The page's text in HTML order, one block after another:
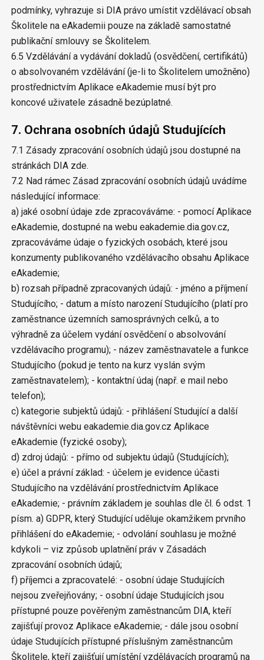
podmínky, vyhrazuje si DIA právo umístit vzdělávací obsah
Školitele na eAkademii pouze na základě samostatné
publikační smlouvy se Školitelem.
6.5 Vzdělávání a vydávání dokladů (osvědčení, certifikátů)
o absolvovaném vzdělávání (je-li to Školitelem umožněno)
prostřednictvím Aplikace eAkademie musí být pro
koncové uživatele zásadně bezúplatné.
7. Ochrana osobních údajů Studujících
7.1 Zásady zpracování osobních údajů jsou dostupné na
stránkách DIA zde.
7.2 Nad rámec Zásad zpracování osobních údajů uvádíme
následující informace:
a) jaké osobní údaje zde zpracováváme: - pomocí Aplikace
eAkademie, dostupné na webu eakademie.dia.gov.cz,
zpracováváme údaje o fyzických osobách, které jsou
konzumenty publikovaného vzdělávacího obsahu Aplikace
eAkademie;
b) rozsah případně zpracovaných údajů: - jméno a příjmení
Studujícího; - datum a místo narození Studujícího (platí pro
zaměstnance územních samosprávných celků, a to
výhradně za účelem vydání osvědčení o absolvování
vzdělávacího programu); - název zaměstnavatele a funkce
Studujícího (pokud je tento na kurz vyslán svým
zaměstnavatelem); - kontaktní údaj (např. e mail nebo
telefon);
c) kategorie subjektů údajů: - přihlášení Studující a další
návštěvníci webu eakademie.dia.gov.cz Aplikace
eAkademie (fyzické osoby);
d) zdroj údajů: - přímo od subjektu údajů (Studujících);
e) účel a právní základ: - účelem je evidence účasti
Studujícího na vzdělávání prostřednictvím Aplikace
eAkademie; - právním základem je souhlas dle čl. 6 odst. 1
písm. a) GDPR, který Studující uděluje okamžikem prvního
přihlášení do eAkademie; - odvolání souhlasu je možné
kdykoli – viz způsob uplatnění práv v Zásadách
zpracování osobních údajů;
f) příjemci a zpracovatelé: - osobní údaje Studujících
nejsou zveřejňovány; - osobní údaje Studujících jsou
přístupné pouze pověřeným zaměstnancům DIA, kteří
zajišťují provoz Aplikace eAkademie; - dále jsou osobní
údaje Studujících přístupné příslušným zaměstnancům
Školitele, kteří zajišťují umístění vzdělávacích programů na